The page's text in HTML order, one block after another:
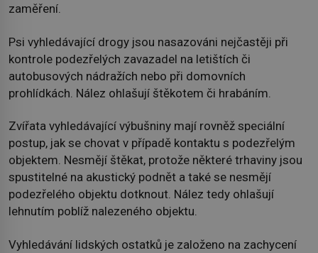
zaměření.
Psi vyhledávající drogy jsou nasazováni nejčastěji při
kontrole podezřelých zavazadel na letištích či
autobusových nádražích nebo při domovních
prohlídkách. Nález ohlašují štěkotem či hrabáním.
Zvířata vyhledávající výbušniny mají rovněž speciální
postup, jak se chovat v případě kontaktu s podezřelým
objektem. Nesmějí štěkat, protože některé trhaviny jsou
spustitelné na akustický podnět a také se nesmějí
podezřelého objektu dotknout. Nález tedy ohlašují
lehnutím poblíž nalezeného objektu.
Vyhledávání lidských ostatků je založeno na zachycení